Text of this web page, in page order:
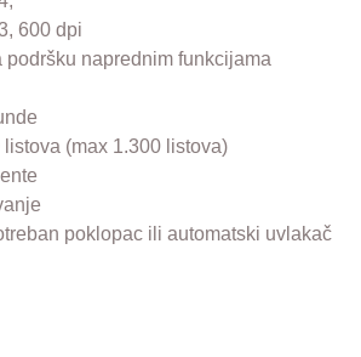
600 dpi
podršku naprednim funkcijama
(max 1.300 listova)
poklopac ili automatski uvlakač